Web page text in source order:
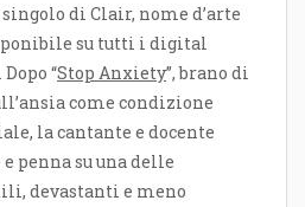
singolo di Clair, nome d’arte
su tutti i digital
. Dopo “Stop Anxiety”, brano di
come condizione
la cantante e docente
penna su una delle
devastanti e meno